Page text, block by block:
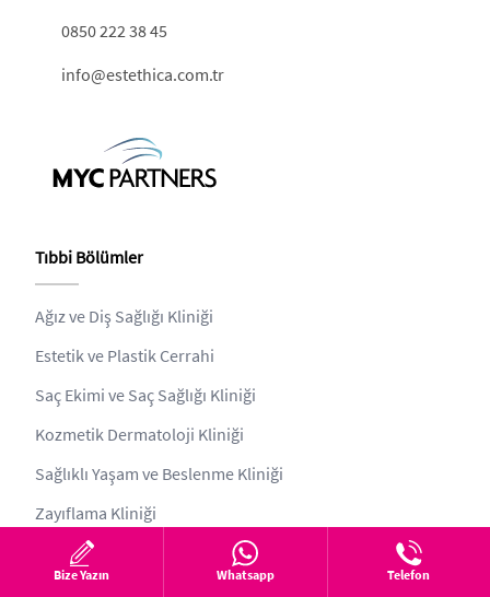
0850 222 38 45
info@estethica.com.tr
Tıbbi Bölümler
Ağız ve Diş Sağlığı Kliniği
Estetik ve Plastik Cerrahi
Saç Ekimi ve Saç Sağlığı Kliniği
Kozmetik Dermatoloji Kliniği
Sağlıklı Yaşam ve Beslenme Kliniği
Zayıflama Kliniği
Kurumsal
Bize Yazın Whatsapp Telefon